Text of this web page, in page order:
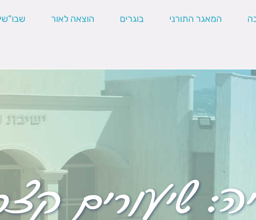
המאגר התורני בוגרים הוצאה לאור
שיעורים